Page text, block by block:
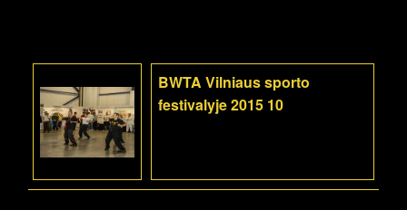
BWTA Vilniaus sporto
festivalyje 2015 10